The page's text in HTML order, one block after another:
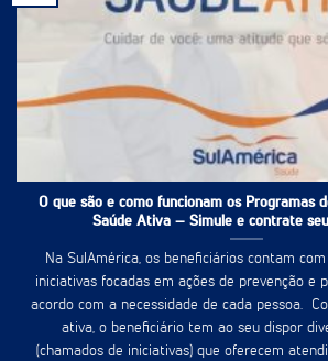
O que são e como funcionam os Programas
Saúde Ativa – Simule e contrate
Na SulAmérica, os beneficiários contam
iniciativas focadas em ações de prevenção e
acordo com a necessidade de cada pessoa.
ativa, o beneficiário tem ao seu dispor
(chamados de iniciativas) que oferecem